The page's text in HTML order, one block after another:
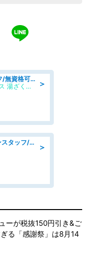
＞
「残業ほぼなし」調理スタッフ/無資格可/正職員/日勤のみ/デイサービス/社会保障完備
株式会社湯ざくら/デイサービス 湯ざくらケアリゾート
＞
日払いOKで即日収入/キッチンスタッフ/「原付免許必須」デリバリー業務など、自己成長可能な幅広い仕事に挑戦!髪型自由&ピアス・ネイルOK/茨城県/水戸市
ーが税抜150円引き&ご
る「感謝祭」は8月14